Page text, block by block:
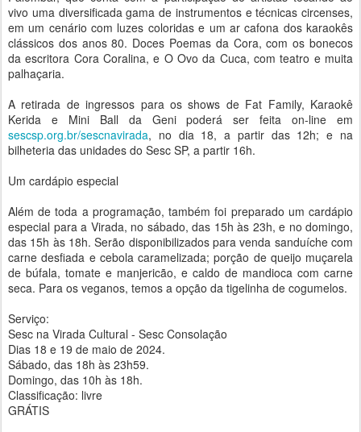
vivo uma diversificada gama de instrumentos e técnicas circenses,
em um cenário com luzes coloridas e um ar cafona dos karaokês
clássicos dos anos 80. Doces Poemas da Cora, com os bonecos
da escritora Cora Coralina, e O Ovo da Cuca, com teatro e muita
palhaçaria.
A retirada de ingressos para os shows de Fat Family, Karaokê
Kerida e Mini Ball da Geni poderá ser feita on-line em
sescsp.org.br/sescnavirada, no dia 18, a partir das 12h; e na
bilheteria das unidades do Sesc SP, a partir 16h.
Um cardápio especial
Além de toda a programação, também foi preparado um cardápio
especial para a Virada, no sábado, das 15h às 23h, e no domingo,
das 15h às 18h. Serão disponibilizados para venda sanduíche com
carne desfiada e cebola caramelizada; porção de queijo muçarela
de búfala, tomate e manjericão, e caldo de mandioca com carne
seca. Para os veganos, temos a opção da tigelinha de cogumelos.
Serviço:
Sesc na Virada Cultural - Sesc Consolação
Dias 18 e 19 de maio de 2024.
Sábado, das 18h às 23h59.
Domingo, das 10h às 18h.
Classificação: livre
GRÁTIS